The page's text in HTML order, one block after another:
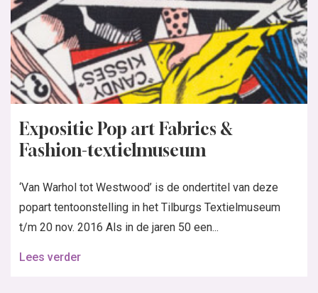
Expositie Pop art Fabrics &
Fashion-textielmuseum
‘Van Warhol tot Westwood’ is de ondertitel van deze
popart tentoonstelling in het Tilburgs Textielmuseum
t/m 20 nov. 2016 Als in de jaren 50 een...
Lees verder